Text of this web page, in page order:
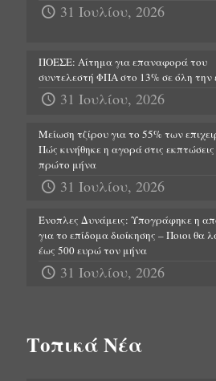
31 Ιουλίου, 2026
ΠΟΕΣΕ: Αίτημα για επαναφορά του
συντελεστή ΦΠΑ στο 13% σε όλη την
31 Ιουλίου, 2026
Μείωση τζίρου για το 55% των
Πώς κινήθηκε η αγορά στις
πρώτο μήνα
31 Ιουλίου, 2026
Ένοπλες Δυνάμεις: Υπογράφηκε η
για το επίδομα διοίκησης – Ποιοι θα
έως 500 ευρώ τον μήνα
31 Ιουλίου, 2026
Τοπικά Νέα